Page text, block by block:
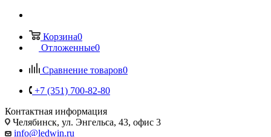
Корзина0
Отложенные0
Сравнение товаров0
+7 (351) 700-82-80
Контактная информация
Челябинск, ул. Энгельса, 43, офис 3
info@ledwin.ru